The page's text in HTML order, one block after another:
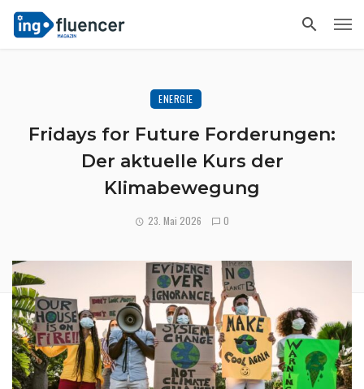
ENERGIE
Fridays for Future Forderungen:
Der aktuelle Kurs der
Klimabewegung
23. Mai 2026 0